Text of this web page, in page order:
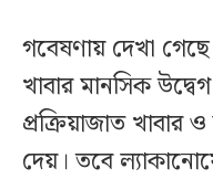
গবেষণায় দেখা
খাবার মানসিক
প্রক্রিয়াজাত খাবার
দেয়। তবে